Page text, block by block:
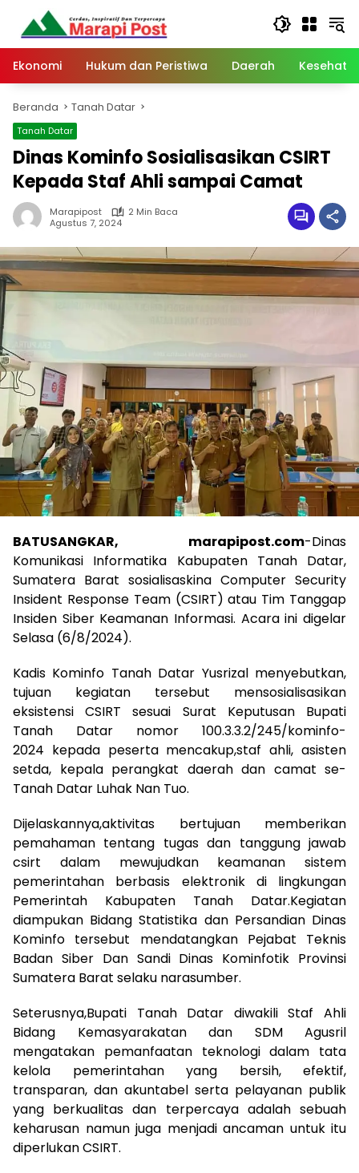
Langsung
konten
Ekonomi
Hukum dan Peristiwa Daerah
Beranda Tanah Datar
Tanah Datar
Dinas Kominfo Sosialisasikan CSIRT
Kepada Staf Ahli sampai Camat
Marapipost
2 Min Baca
Agustus 7, 2024
BATUSANGKAR, marapipost.com-Dinas
Komunikasi Informatika Kabupaten Tanah Datar,
Sumatera Barat sosialisaskina Computer Security
Insident Response Team (CSIRT) atau Tim Tanggap
Insiden Siber Keamanan Informasi. Acara ini digelar
Selasa (6/8/2024).
Kadis Kominfo Tanah Datar Yusrizal menyebutkan,
tujuan kegiatan tersebut mensosialisasikan
eksistensi CSIRT sesuai Surat Keputusan Bupati
Tanah Datar nomor 100.3.3.2/245/kominfo-
2024 kepada peserta mencakup,staf ahli, asisten
setda, kepala perangkat daerah dan camat se-
Tanah Datar Luhak Nan Tuo.
Dijelaskannya,aktivitas bertujuan memberikan
pemahaman tentang tugas dan tanggung jawab
csirt dalam mewujudkan keamanan sistem
pemerintahan berbasis elektronik di lingkungan
Pemerintah Kabupaten Tanah Datar.Kegiatan
diampukan Bidang Statistika dan Persandian Dinas
Kominfo tersebut mendatangkan Pejabat Teknis
Badan Siber Dan Sandi Dinas Kominfotik Provinsi
Sumatera Barat selaku narasumber.
Seterusnya,Bupati Tanah Datar diwakili Staf Ahli
Bidang Kemasyarakatan dan SDM Agusril
mengatakan pemanfaatan teknologi dalam tata
kelola pemerintahan yang bersih, efektif,
transparan, dan akuntabel serta pelayanan publik
yang berkualitas dan terpercaya adalah sebuah
keharusan namun juga menjadi ancaman untuk itu
diperlukan CSIRT.